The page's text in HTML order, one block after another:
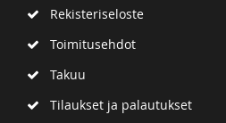
Rekisteriseloste
Toimitusehdot
Takuu
Tilaukset ja palautukset